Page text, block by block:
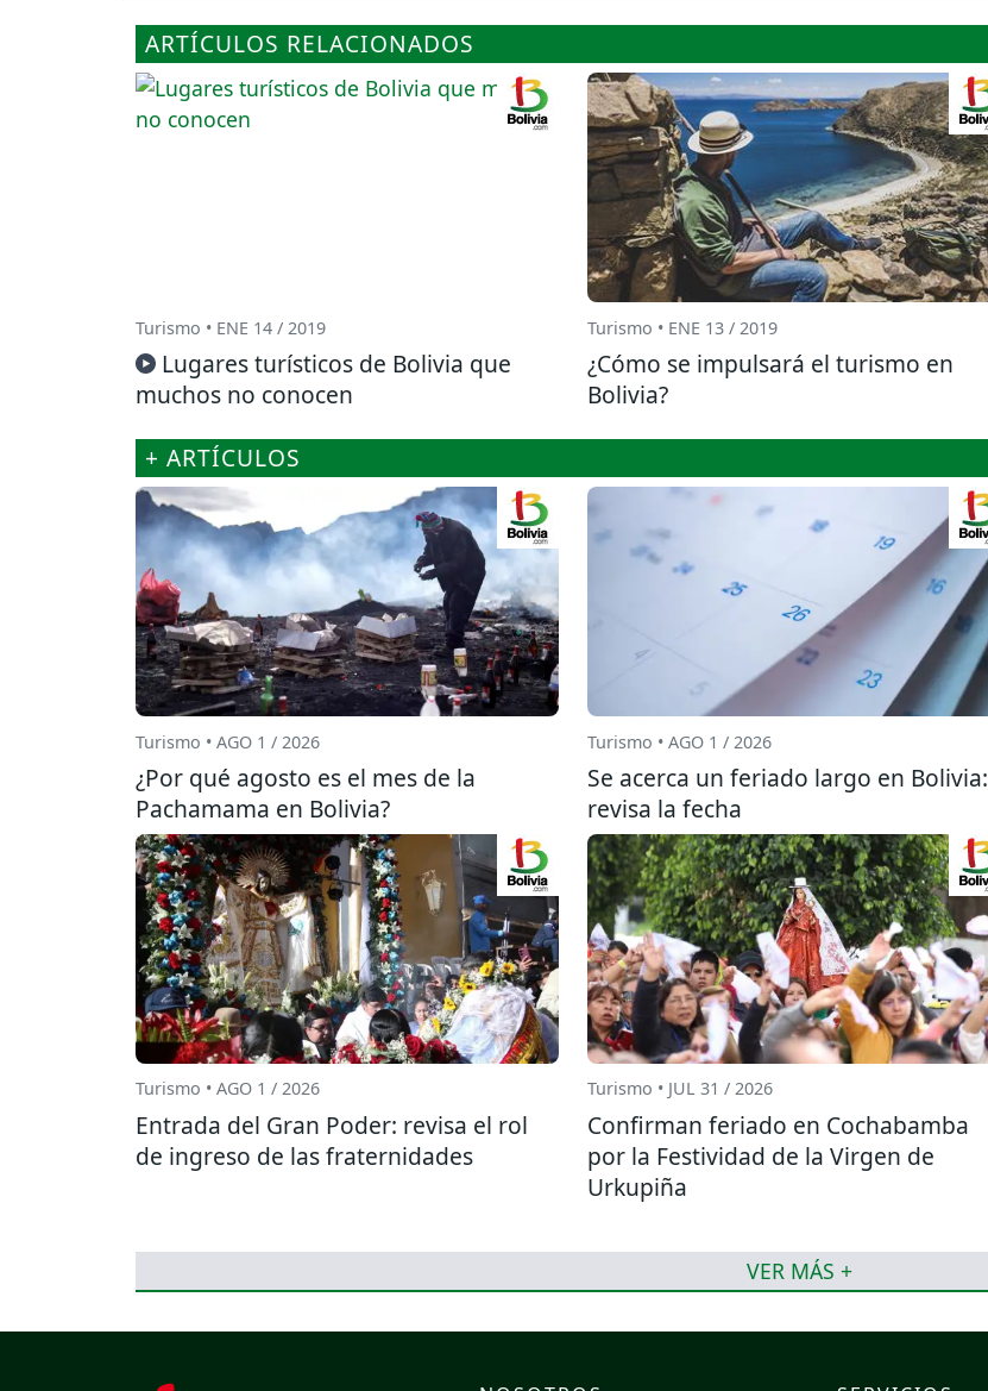
ARTÍCULOS RELACIONADOS
Turismo • ENE 14 / 2019
Lugares turísticos de Bolivia que
muchos no conocen
Turismo • ENE 13 / 2019
¿Cómo se impulsará el turismo en
Bolivia?
+ ARTÍCULOS
Turismo • AGO 1 / 2026
¿Por qué agosto es el mes de la
Pachamama en Bolivia?
Turismo • AGO 1 / 2026
Se acerca un feriado largo en Bolivia:
revisa la fecha
Turismo • AGO 1 / 2026
Entrada del Gran Poder: revisa el rol
de ingreso de las fraternidades
Turismo • JUL 31 / 2026
Confirman feriado en Cochabamba
por la Festividad de la Virgen de
Urkupiña
VER MÁS +